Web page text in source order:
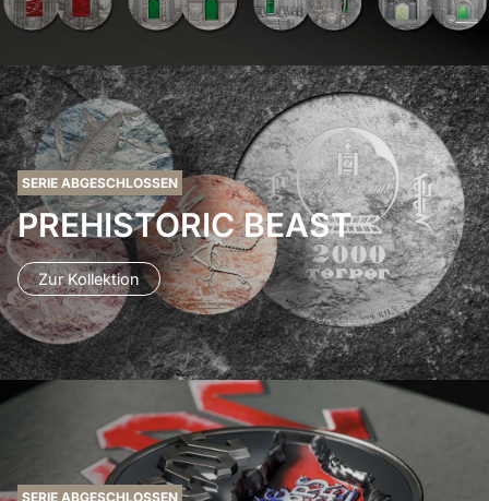
SERIE ABGESCHLOSSEN
PREHISTORIC BEAST
Zur Kollektion
SERIE ABGESCHLOSSEN